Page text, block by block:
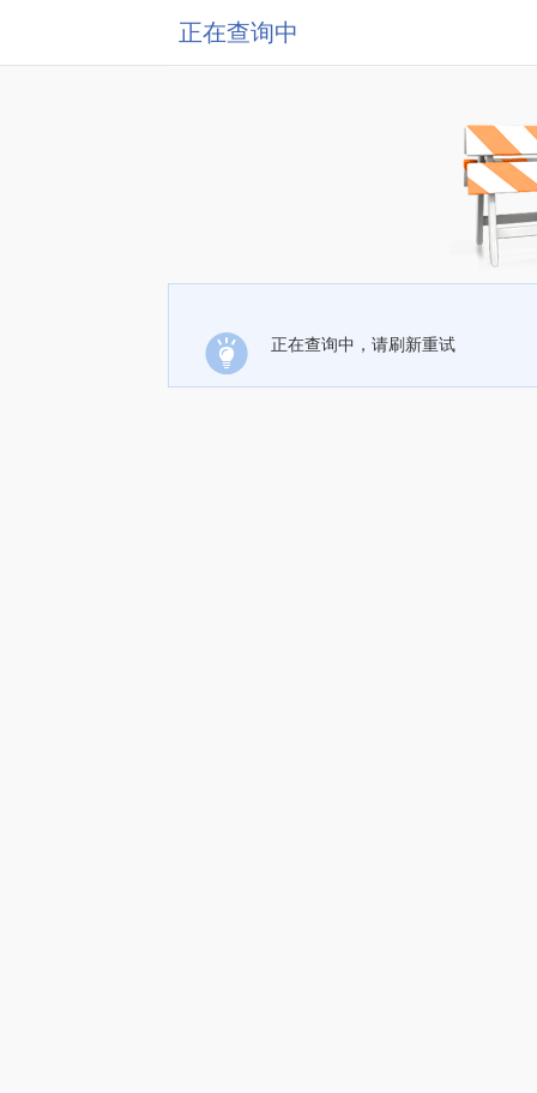
正在查询中
正在查询中，请刷新重试